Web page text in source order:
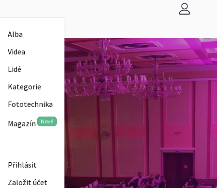
Alba
Videa
Lidé
Kategorie
Fototechnika
Magazín Nové
Přihlásit
Založit účet